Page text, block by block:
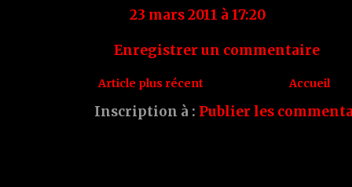
23 mars 2011 à 17:20
Enregistrer un commentaire
Article plus récent Accueil
Inscription à : Publier les